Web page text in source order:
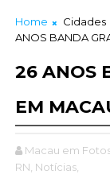
Home Cidades
ANOS BANDA
26 ANOS
EM
Macau em
RN, Notícias,